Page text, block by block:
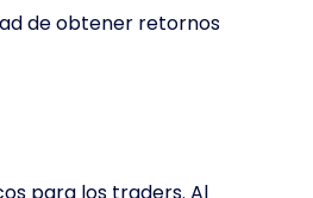
de obtener retornos